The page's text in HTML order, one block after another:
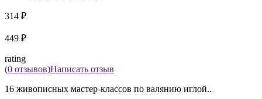
314 ₽
449 ₽
rating
(0 отзывов)Написать отзыв
16 живописных мастер-классов по валянию иглой..